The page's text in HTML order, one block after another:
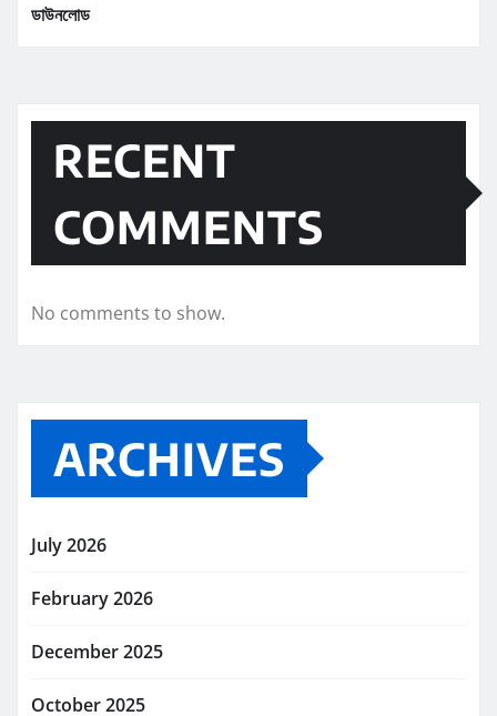
ডাউনলোড
RECENT
COMMENTS
No comments to show.
ARCHIVES
July 2026
February 2026
December 2025
October 2025